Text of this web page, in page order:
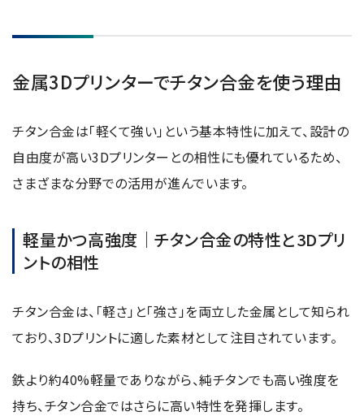
GC-MS
MALDI-TOFMS
LC-MS (DART-MS)
マルチイオン化-未知物質解析システム JMS-T2000GC
MSソフトウェア
クライオ電子顕微鏡
コラム
日本電子ニュース｜技術情報誌
JEOL STATION
派遣登録
金属3Dプリンターでチタン合金を使う理由
チタン合金は「軽くて強い」という基本特性に加えて、設計の
自由度が高い3Dプリンターとの相性にも優れているため、
さまざまな分野での活用が進んでいます。
軽量かつ高強度｜チタン合金の特性と3Dプリ
ントの相性
チタン合金は、「軽さ」と「強さ」を両立した金属として知られ
ており、3Dプリントに適した素材として注目されています。
鉄より約40%軽量でありながら、純チタンでも高い強度を
持ち、チタン合金ではさらに高い特性を発揮します。